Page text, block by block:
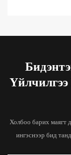
Холбоо барих маягт
ингэснээр бид